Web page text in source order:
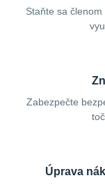
Staňte sa
Zabezpečte
Úprava